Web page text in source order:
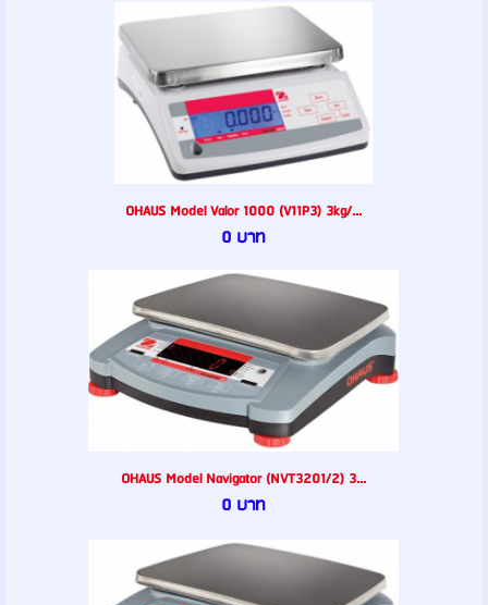
OHAUS Model Valor 1000 (V11P3) 3kg/...
0 บาท
OHAUS Model Navigator (NVT3201/2) 3...
0 บาท